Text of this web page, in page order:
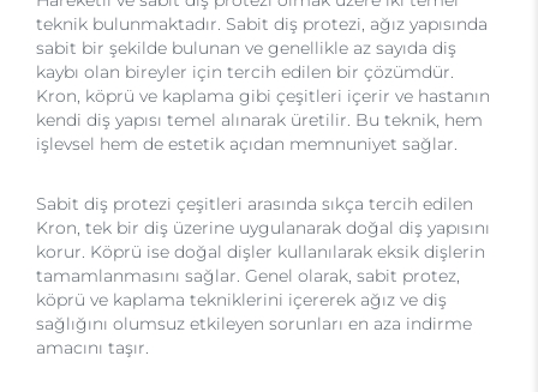
teknik bulunmaktadır. Sabit diş protezi, ağız yapısında
sabit bir şekilde bulunan ve genellikle az sayıda diş
kaybı olan bireyler için tercih edilen bir çözümdür.
Kron, köprü ve kaplama gibi çeşitleri içerir ve hastanın
kendi diş yapısı temel alınarak üretilir. Bu teknik, hem
işlevsel hem de estetik açıdan memnuniyet sağlar.
Sabit diş protezi çeşitleri arasında sıkça tercih edilen
Kron, tek bir diş üzerine uygulanarak doğal diş yapısını
korur. Köprü ise doğal dişler kullanılarak eksik dişlerin
tamamlanmasını sağlar. Genel olarak, sabit protez,
köprü ve kaplama tekniklerini içererek ağız ve diş
sağlığını olumsuz etkileyen sorunları en aza indirme
amacını taşır.